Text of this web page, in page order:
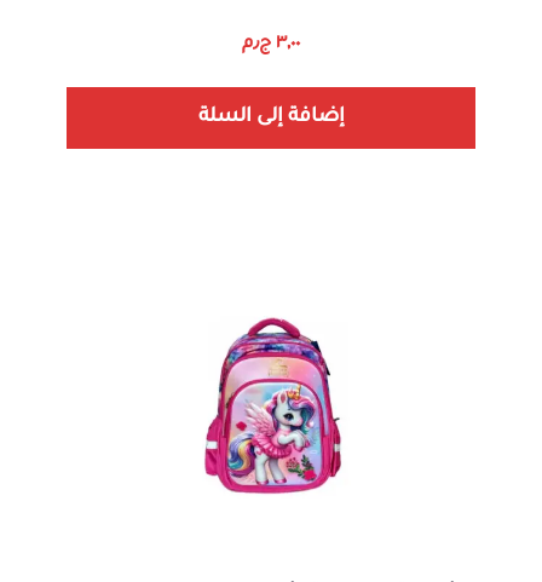
٣,٠٠ ج٫م
إضافة إلى السلة